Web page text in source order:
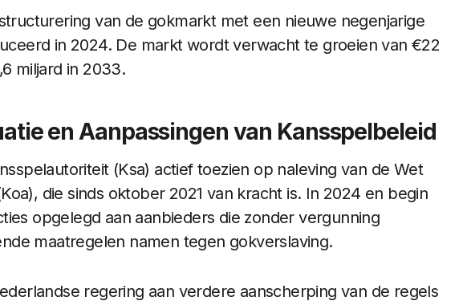
van de gokmarkt met een nieuwe negenjarige
in 2024. De markt wordt verwacht te groeien van €22
miljard in 2033.
en Aanpassingen van Kansspelbeleid
(Ksa) actief toezien op naleving van de Wet
die sinds oktober 2021 van kracht is. In 2024 en begin
opgelegd aan aanbieders die zonder vergunning
maatregelen namen tegen gokverslaving.
regering aan verdere aanscherping van de regels